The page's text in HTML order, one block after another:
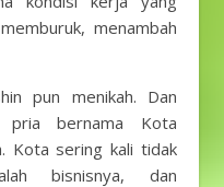
menambah
pun menikah. Dan
pria bernama Kota
Kota sering kali tidak
bisnisnya, dan